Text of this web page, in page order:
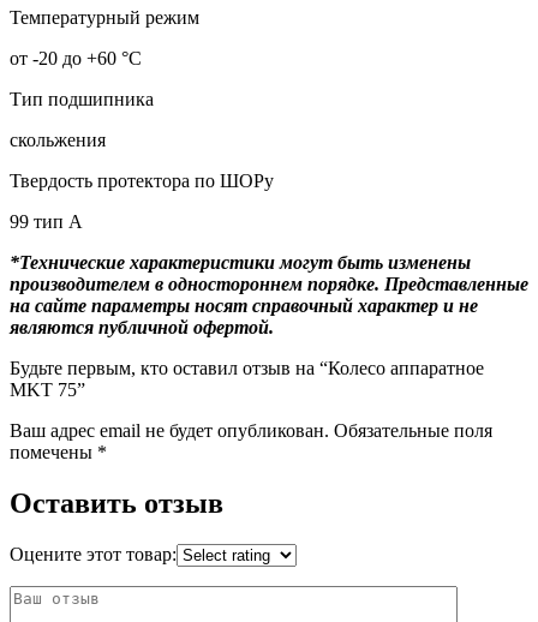
Температурный режим
от -20 до +60 °С
Тип подшипника
скольжения
Твердость протектора по ШОРу
99 тип А
*Технические характеристики могут быть изменены
производителем в одностороннем порядке. Представленные
на сайте параметры носят справочный характер и не
являются публичной офертой.
Будьте первым, кто оставил отзыв на “Колесо аппаратное
MKT 75”
Ваш адрес email не будет опубликован. Обязательные поля
помечены *
Оставить отзыв
Оцените этот товар: